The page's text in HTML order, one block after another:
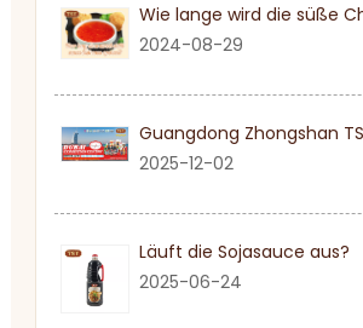
2024-08-29
2025-12-02
Läuft die Sojasauce aus?
2025-06-24